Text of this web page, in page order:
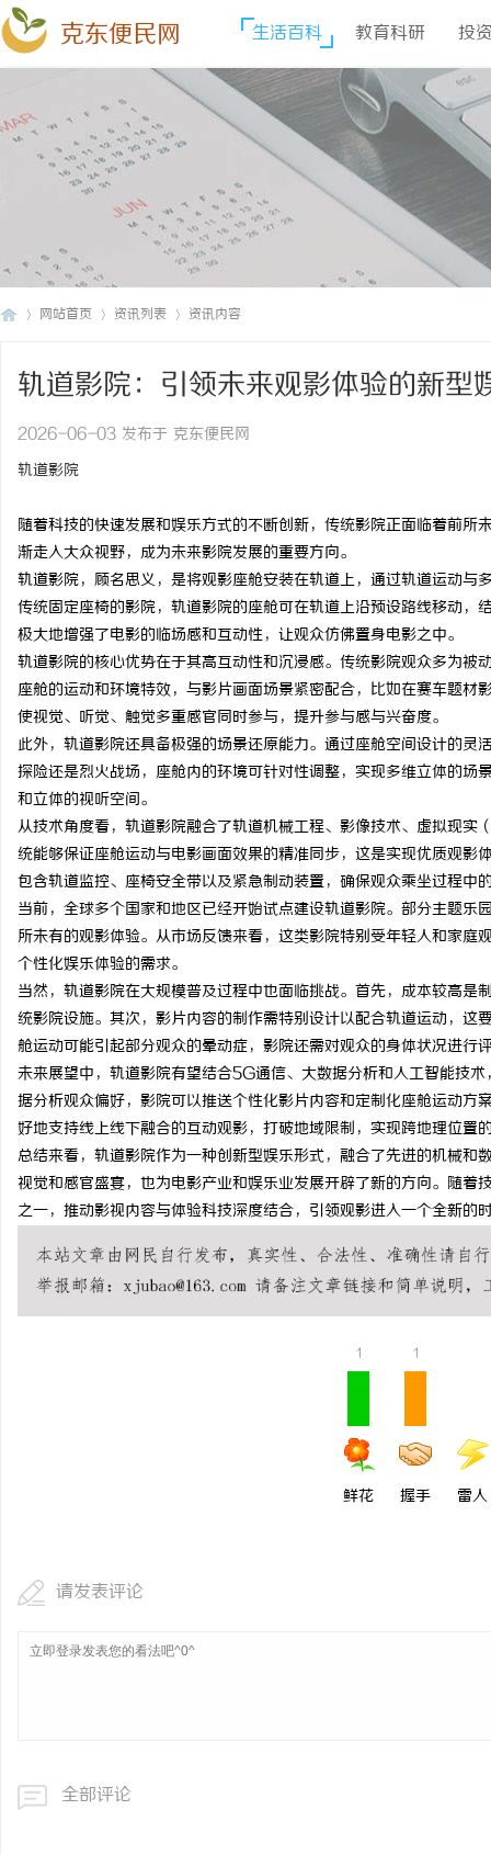
克东便民网 生活百科 教育科研 投
网站首页 资讯列表 资讯内容
轨道影院：引领未来观影体验的新型
2026-06-03 发布于 克东便民网
轨道影院
随着科技的快速发展和娱乐方式的不断创新，传统影院正面临着前所
渐走入大众视野，成为未来影院发展的重要方向。
轨道影院，顾名思义，是将观影座舱安装在轨道上，通过轨道运动
传统固定座椅的影院，轨道影院的座舱可在轨道上沿预设路线移动
极大地增强了电影的临场感和互动性，让观众仿佛置身电影之中。
轨道影院的核心优势在于其高互动性和沉浸感。传统影院观众多为
座舱的运动和环境特效，与影片画面场景紧密配合，比如在赛车题
使视觉、听觉、触觉多重感官同时参与，提升参与感与兴奋度。
此外，轨道影院还具备极强的场景还原能力。通过座舱空间设计的
探险还是烈火战场，座舱内的环境可针对性调整，实现多维立体的
和立体的视听空间。
从技术角度看，轨道影院融合了轨道机械工程、影像技术、虚拟现
统能够保证座舱运动与电影画面效果的精准同步，这是实现优质观
包含轨道监控、座椅安全带以及紧急制动装置，确保观众乘坐过程中
当前，全球多个国家和地区已经开始试点建设轨道影院。部分主题
所未有的观影体验。从市场反馈来看，这类影院特别受年轻人和家
个性化娱乐体验的需求。
当然，轨道影院在大规模普及过程中也面临挑战。首先，成本较高
统影院设施。其次，影片内容的制作需特别设计以配合轨道运动，
舱运动可能引起部分观众的晕动症，影院还需对观众的身体状况进行
未来展望中，轨道影院有望结合5G通信、大数据分析和人工智能技
据分析观众偏好，影院可以推送个性化影片内容和定制化座舱运动
好地支持线上线下融合的互动观影，打破地域限制，实现跨地理位置
总结来看，轨道影院作为一种创新型娱乐形式，融合了先进的机械
视觉和感官盛宴，也为电影产业和娱乐业发展开辟了新的方向。随
之一，推动影视内容与体验科技深度结合，引领观影进入一个全新的
1
鲜花
1
握手 雷人
请发表评论
全部评论
电影网：新时代影视资源的智能云端平台解 全面解析八哥电影网：
源宝库